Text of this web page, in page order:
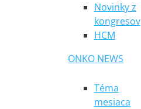
Novinky z
kongresov
HCM
ONKO NEWS
Téma
mesiaca